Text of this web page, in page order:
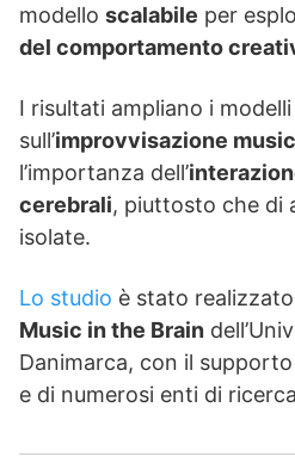
modello scalabile per
del comportamento
I risultati ampliano i
sull’improvvisazione
l’importanza dell’
cerebrali, piuttosto che di
isolate.
Lo studio è stato
Music in the Brain
Danimarca, con il supporto
e di numerosi enti di